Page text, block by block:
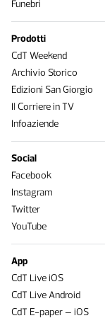
Funebri
Prodotti
CdT Weekend
Archivio Storico
Edizioni San Giorgio
Il Corriere in TV
Infoaziende
Social
Facebook
Instagram
Twitter
YouTube
App
CdT Live iOS
CdT Live Android
CdT E-paper – iOS